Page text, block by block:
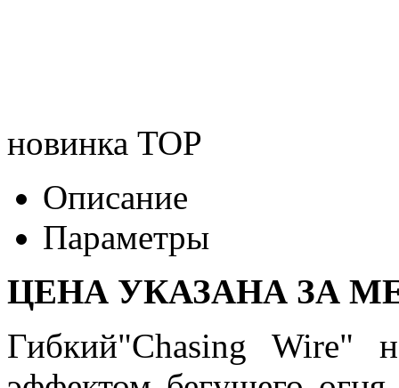
новинка TOP
Описание
Параметры
ЦЕНА УКАЗАНА ЗА
Гибкий"Chasing Wire"